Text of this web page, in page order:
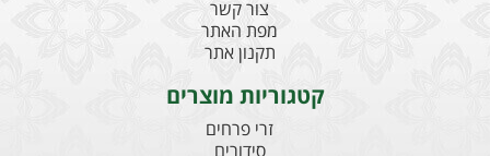
צור קשר
מפת האתר
תקנון אתר
קטגוריות מוצרים
זרי פרחים
סידורים